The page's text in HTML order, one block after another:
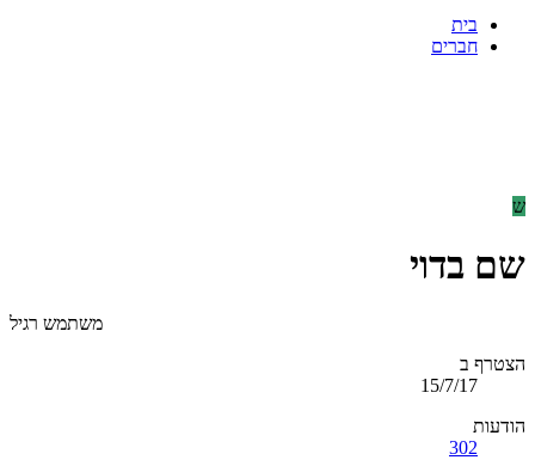
בית
חברים
ש
שם בדוי
משתמש רגיל
הצטרף ב
15/7/17
הודעות
302